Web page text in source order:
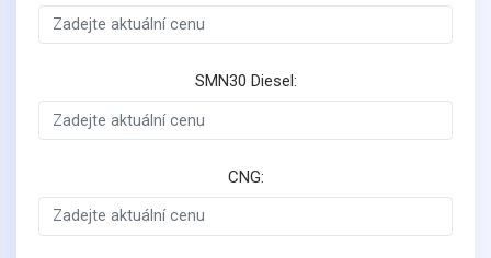
SMN30 Diesel:
CNG: